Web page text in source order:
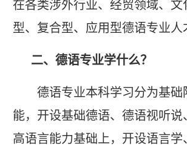
在各类涉外行业、经贸领域、
型、复合型、应用型德语专业人
二、德语专业学什么？
德语专业本科学习分为基
能，开设基础德语、德语视听
高语言能力基础上，开设语言